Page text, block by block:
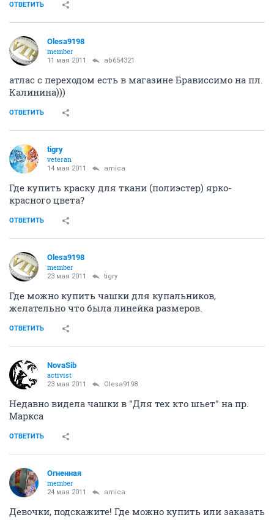
ОТВЕТИТЬ
Olesa9198
member
11 мая 2011 ab654321
атлас с переходом есть в магазине Брависсимо на пл.
Калинина)))
ОТВЕТИТЬ
tigry
veteran
14 мая 2011 amica
Где купить краску для ткани (полиэстер) ярко-
красного цвета?
ОТВЕТИТЬ
Olesa9198
member
23 мая 2011 tigry
Где можно купить чашки для купальников,
желательно что была линейка размеров.
ОТВЕТИТЬ
NovaSib
activist
23 мая 2011 Olesa9198
Недавно видела чашки в "Для тех кто шьет" на пр.
Маркса
ОТВЕТИТЬ
Огненная
member
24 мая 2011 amica
Девочки, подскажите! Где можно купить или заказать